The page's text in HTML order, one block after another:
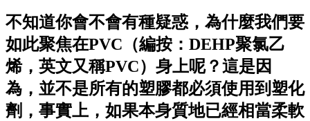
不知道你會不會有種疑惑，為什麼我們要
如此聚焦在PVC（編按：DEHP聚氯乙
烯，英文又稱PVC）身上呢？這是因
為，並不是所有的塑膠都必須使用到塑化
劑，事實上，如果本身質地已經相當柔軟